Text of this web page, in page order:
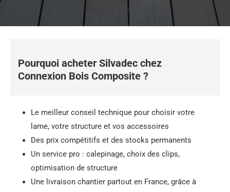
Pourquoi acheter Silvadec chez
Connexion Bois Composite ?
Le meilleur conseil technique pour choisir votre
lame, votre structure et vos accessoires
Des prix compétitifs et des stocks permanents
Un service pro : calepinage, choix des clips,
optimisation de structure
Une livraison chantier partout en France, grâce à